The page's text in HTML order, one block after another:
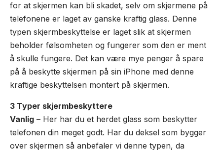
for at skjermen kan bli skadet, selv om skjermene på
telefonene er laget av ganske kraftig glass. Denne
typen skjermbeskyttelse er laget slik at skjermen
beholder følsomheten og fungerer som den er ment
å skulle fungere. Det kan være mye penger å spare
på å beskytte skjermen på sin iPhone med denne
kraftige beskyttelsen montert på skjermen.
3 Typer skjermbeskyttere
Vanlig – Her har du et herdet glass som beskytter
telefonen din meget godt. Har du deksel som bygger
over skjermen så anbefaler vi denne typen, da